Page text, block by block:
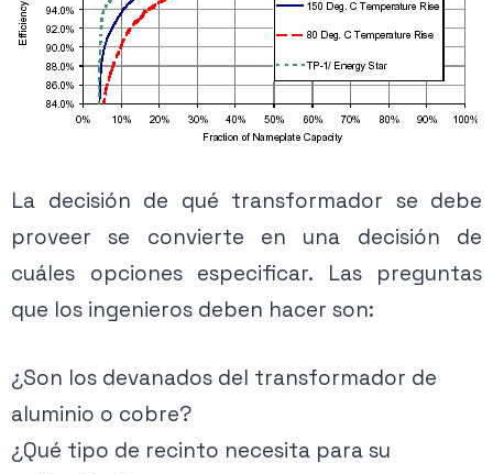
La decisión de qué transformador se debe
proveer se convierte en una decisión de
cuáles opciones especificar. Las preguntas
que los ingenieros deben hacer son:
¿Son los devanados del transformador de
aluminio o cobre?
¿Qué tipo de recinto necesita para su